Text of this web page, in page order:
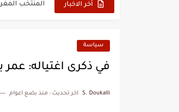
أخر الاخبار المنتخب
سياسة
في ذكرى اغتياله: عمر
S. Doukalli اخر تحديث : منذ بضع اعوام